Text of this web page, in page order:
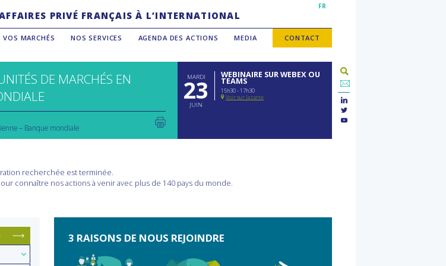
FR
PRIVÉ FRANÇAIS À L’INTERNATIONAL
VOS MARCHÉS NOS SERVICES AGENDA DES ACTIONS MEDIA CONTACT
DE MARCHÉS EN
– Banque mondiale
MARDI
23
JUIN
WEBINAIRE SUR WEBEX OU
TEAMS
15h30 - 17h30
Voir sur la carte
recherchée est terminée.
connaître nos actions à venir avec plus de 140 pays du monde.
3 RAISONS DE NOUS REJOINDRE